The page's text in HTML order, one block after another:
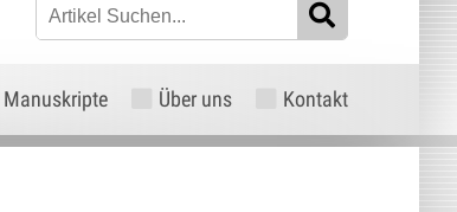
Manuskripte Über uns Kontakt